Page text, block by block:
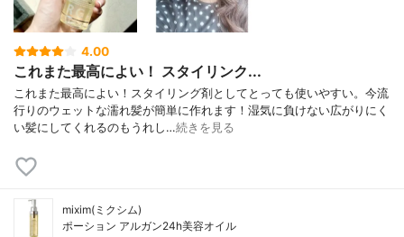
4.00
これまた最高によい！ スタイリンク...
これまた最高によい！スタイリング剤としてとっても使いやすい。今流
行りのウェットな濡れ髪が簡単に作れます！湿気に負けない広がりにく
い髪にしてくれるのもうれし…続きを見る
mixim(ミクシム)
ポーション アルガン24h美容オイル